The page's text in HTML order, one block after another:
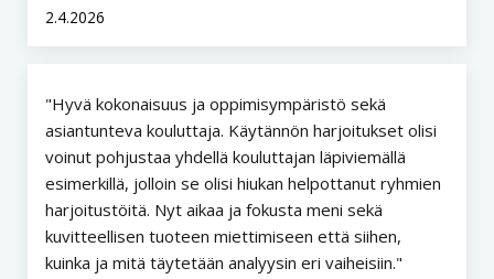
2.4.2026
Hyvä kokonaisuus ja oppimisympäristö sekä
asiantunteva kouluttaja. Käytännön harjoitukset olisi
voinut pohjustaa yhdellä kouluttajan läpiviemällä
esimerkillä, jolloin se olisi hiukan helpottanut ryhmien
harjoitustöitä. Nyt aikaa ja fokusta meni sekä
kuvitteellisen tuoteen miettimiseen että siihen,
kuinka ja mitä täytetään analyysin eri vaiheisiin.